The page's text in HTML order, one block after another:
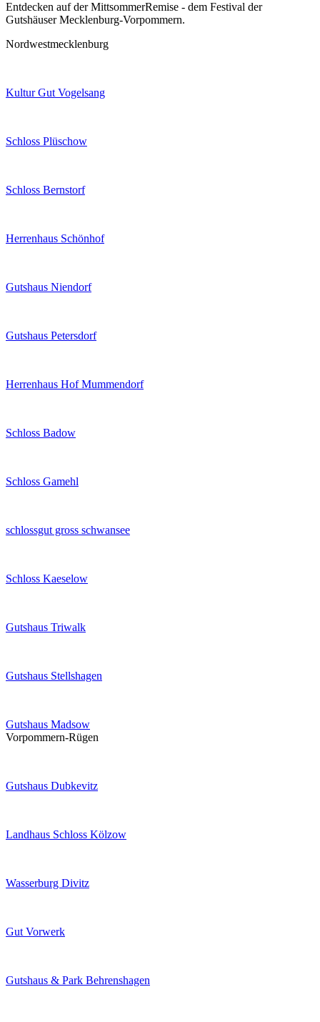
Entdecken auf der MittsommerRemise - dem Festival der
Gutshäuser Mecklenburg-Vorpommern.
Nordwestmecklenburg
Kultur Gut Vogelsang
Schloss Plüschow
Schloss Bernstorf
Herrenhaus Schönhof
Gutshaus Niendorf
Gutshaus Petersdorf
Herrenhaus Hof Mummendorf
Schloss Badow
Schloss Gamehl
schlossgut gross schwansee
Schloss Kaeselow
Gutshaus Triwalk
Gutshaus Stellshagen
Gutshaus Madsow
Vorpommern-Rügen
Gutshaus Dubkevitz
Landhaus Schloss Kölzow
Wasserburg Divitz
Gut Vorwerk
Gutshaus & Park Behrenshagen